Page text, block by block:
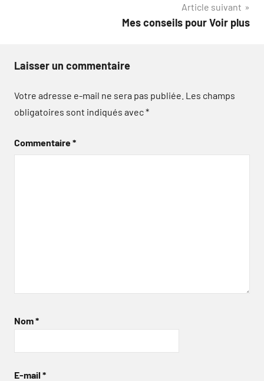
Article suivant
Mes conseils pour Voir plus
Laisser un commentaire
Votre adresse e-mail ne sera pas publiée. Les champs
obligatoires sont indiqués avec*
Commentaire*
Nom*
E-mail *